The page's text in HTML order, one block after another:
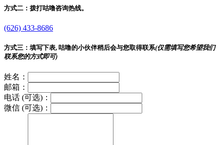
方式二： 拨打咕噜咨询热线。
(626) 433-8686
方式三： 填写下表, 咕噜的小伙伴稍后会与您取得联系(仅需填写您希望我们
联系您的方式即可)
姓名：
邮箱：
电话 (可选)：
微信 (可选)：